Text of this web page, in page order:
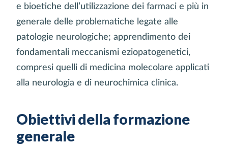
e bioetiche dell’utilizzazione dei farmaci e più in
generale delle problematiche legate alle
patologie neurologiche; apprendimento dei
fondamentali meccanismi eziopatogenetici,
compresi quelli di medicina molecolare applicati
alla neurologia e di neurochimica clinica.
Obiettivi della formazione
generale